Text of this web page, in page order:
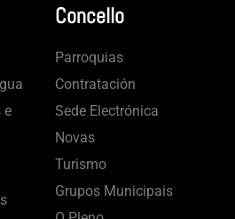
e
Concello
Parroquias
Contratación
Sede Electrónica
Novas
Turismo
Grupos Municipais